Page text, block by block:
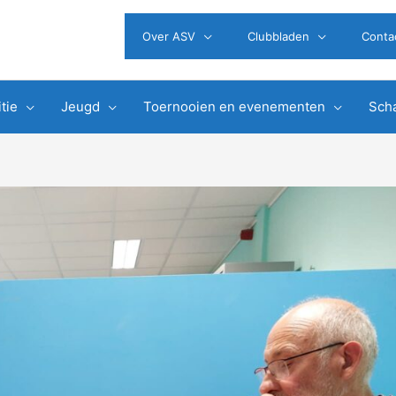
Over ASV Clubbladen
Jeugd Toernooien en evenementen